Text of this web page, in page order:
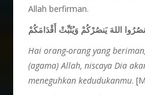
Allah berfirman.
اللهَ يَنصُرْكُمْ وَيُثَبِّتْ أَقْدَامَكُمْ
Hai orang-orang yang
(agama) Allah, niscaya Dia
meneguhkan kedudukanmu.